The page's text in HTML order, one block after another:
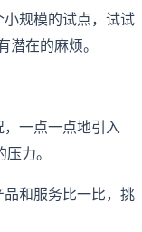
规模的试点，试试
潜在的麻烦。
一点一点地引入
力。
和服务比一比，挑